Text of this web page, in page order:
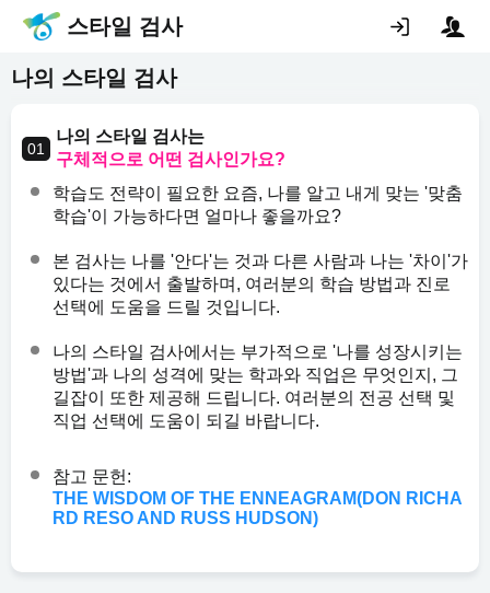
스타일 검사
나의 스타일 검사
나의 스타일 검사는
구체적으로 어떤 검사인가요?
학습도 전략이 필요한 요즘, 나를 알고 내게 맞는 '맞춤
학습'이 가능하다면 얼마나 좋을까요?
본 검사는 나를 '안다'는 것과 다른 사람과 나는 '차이'가
있다는 것에서 출발하며, 여러분의 학습 방법과 진로
선택에 도움을 드릴 것입니다.
나의 스타일 검사에서는 부가적으로 '나를 성장시키는
방법'과 나의 성격에 맞는 학과와 직업은 무엇인지, 그
길잡이 또한 제공해 드립니다. 여러분의 전공 선택 및
직업 선택에 도움이 되길 바랍니다.
참고 문헌:
THE WISDOM OF THE ENNEAGRAM(DON RICHA
RD RESO AND RUSS HUDSON)